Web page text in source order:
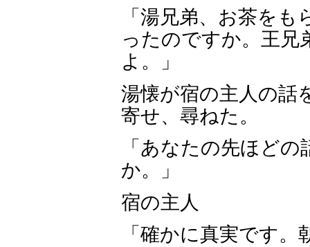
「湯兄弟、お茶を
ったのですか。王兄
よ。」
湯懐が宿の主人の話
寄せ、尋ねた。
「あなたの先ほど
か。」
宿の主人
「確かに真実です